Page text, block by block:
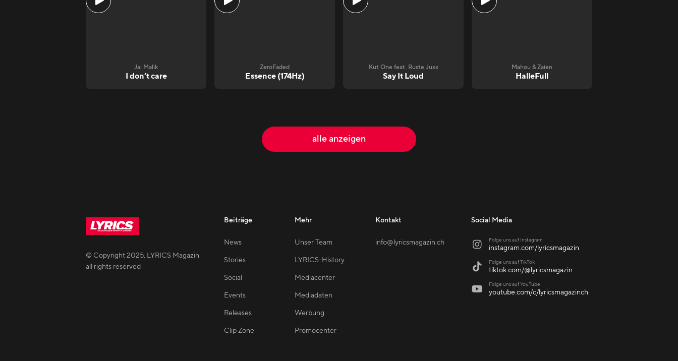
Jai Malik
I don‘t care
ZeroFaded
Essence (174Hz)
Kut One feat. Ruste Juxx
Say It Loud
Mahou & Zaien
HalleFull
alle anzeigen
© Copyright2025, LYRICS Magazin
all rights reserved
Beiträge
News
Stories
Social
Events
Releases
Clip Zone
Mehr
Unser Team
LYRICS-History
Mediacenter
Mediadaten
Werbung
Promocenter
Kontakt
info@lyricsmagazin.ch
Social Media
 Folge uns auf Instagram
instagram.com/lyricsmagazin
 Folge uns auf TikTok
tiktok.com/@lyricsmagazin
 Folge uns auf YouTube
youtube.com/c/lyricsmagazinch